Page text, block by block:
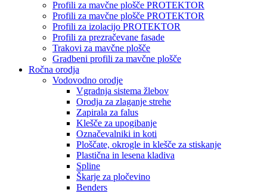
Profili za mavčne plošče PROTEKTOR
Profili za mavčne plošče PROTEKTOR
Profili za izolacijo PROTEKTOR
Profili za prezračevane fasade
Trakovi za mavčne plošče
Gradbeni profili za mavčne plošče
Ročna orodja
Vodovodno orodje
Vgradnja sistema žlebov
Orodja za zlaganje strehe
Zapirala za falus
Klešče za upogibanje
Označevalniki in koti
Ploščate, okrogle in klešče za stiskanje
Plastična in lesena kladiva
Spline
Škarje za pločevino
Benders